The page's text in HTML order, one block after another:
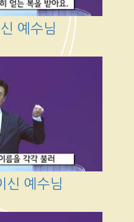
예수님
신 예수님